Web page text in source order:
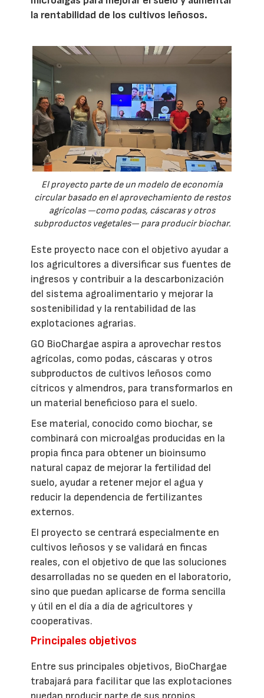
la rentabilidad de los cultivos leñosos.
El proyecto parte de un modelo de economía
circular basado en el aprovechamiento de restos
agrícolas —como podas, cáscaras y otros
subproductos vegetales— para producir biochar.
Este proyecto nace con el objetivo ayudar a
los agricultores a diversificar sus fuentes de
ingresos y contribuir a la descarbonización
del sistema agroalimentario y mejorar la
sostenibilidad y la rentabilidad de las
explotaciones agrarias.
GO BioChargae aspira a aprovechar restos
agrícolas, como podas, cáscaras y otros
subproductos de cultivos leñosos como
cítricos y almendros, para transformarlos en
un material beneficioso para el suelo.
Ese material, conocido como biochar, se
combinará con microalgas producidas en la
propia finca para obtener un bioinsumo
natural capaz de mejorar la fertilidad del
suelo, ayudar a retener mejor el agua y
reducir la dependencia de fertilizantes
externos.
El proyecto se centrará especialmente en
cultivos leñosos y se validará en fincas
reales, con el objetivo de que las soluciones
desarrolladas no se queden en el laboratorio,
sino que puedan aplicarse de forma sencilla
y útil en el día a día de agricultores y
cooperativas.
Principales objetivos
Entre sus principales objetivos, BioChargae
trabajará para facilitar que las explotaciones